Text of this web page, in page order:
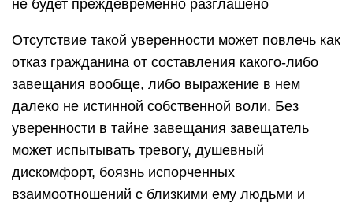
не будет преждевременно разглашено
Отсутствие такой уверенности может повлечь как
отказ гражданина от составления какого-либо
завещания вообще, либо выражение в нем
далеко не истинной собственной воли. Без
уверенности в тайне завещания завещатель
может испытывать тревогу, душевный
дискомфорт, боязнь испорченных
взаимоотношений с близкими ему людьми и